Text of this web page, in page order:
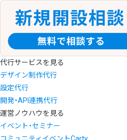
代行サービスを見る
デザイン制作代行
設定代行
開発・API連携代行
運営ノウハウを見る
イベント・セミナー
コミュニティイベントCarty